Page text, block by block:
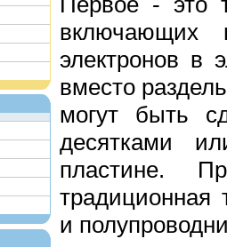
включающих
электронов в
вместо
могут быть
десятками
пластине.
традиционная
и